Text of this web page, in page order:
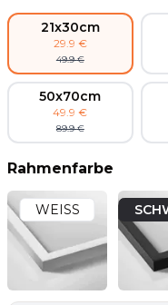
21x30cm
29.9 €
49.9 €
50x70cm
49.9 €
89.9 €
Rahmenfarbe
WEISS